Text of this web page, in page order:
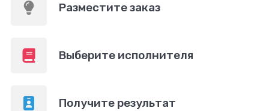
Разместите заказ
Выберите исполнителя
Получите результат